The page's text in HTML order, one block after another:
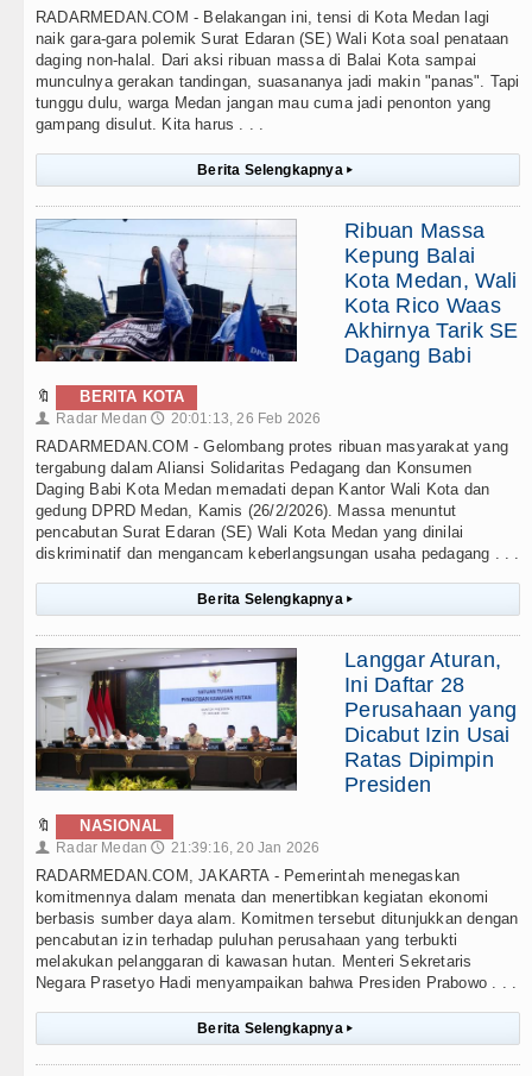
RADARMEDAN.COM - Belakangan ini, tensi di Kota Medan lagi
naik gara-gara polemik Surat Edaran (SE) Wali Kota soal penataan
daging non-halal. Dari aksi ribuan massa di Balai Kota sampai
munculnya gerakan tandingan, suasananya jadi makin "panas". Tapi
tunggu dulu, warga Medan jangan mau cuma jadi penonton yang
gampang disulut. Kita harus . . .
Berita Selengkapnya ▸
Ribuan Massa
Kepung Balai
Kota Medan, Wali
Kota Rico Waas
Akhirnya Tarik SE
Dagang Babi
🔖 BERITA KOTA
👤 Radar Medan 🕔 20:01:13, 26 Feb 2026
RADARMEDAN.COM - Gelombang protes ribuan masyarakat yang
tergabung dalam Aliansi Solidaritas Pedagang dan Konsumen
Daging Babi Kota Medan memadati depan Kantor Wali Kota dan
gedung DPRD Medan, Kamis (26/2/2026). Massa menuntut
pencabutan Surat Edaran (SE) Wali Kota Medan yang dinilai
diskriminatif dan mengancam keberlangsungan usaha pedagang . . .
Berita Selengkapnya ▸
Langgar Aturan,
Ini Daftar 28
Perusahaan yang
Dicabut Izin Usai
Ratas Dipimpin
Presiden
🔖 NASIONAL
👤 Radar Medan 🕔 21:39:16, 20 Jan 2026
RADARMEDAN.COM, JAKARTA - Pemerintah menegaskan
komitmennya dalam menata dan menertibkan kegiatan ekonomi
berbasis sumber daya alam. Komitmen tersebut ditunjukkan dengan
pencabutan izin terhadap puluhan perusahaan yang terbukti
melakukan pelanggaran di kawasan hutan. Menteri Sekretaris
Negara Prasetyo Hadi menyampaikan bahwa Presiden Prabowo . . .
Berita Selengkapnya ▸